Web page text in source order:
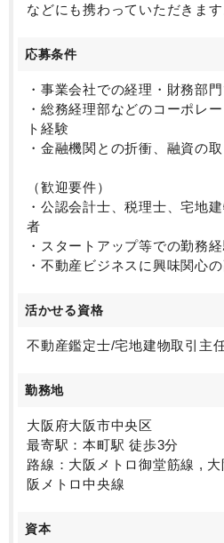
などにも携わっていただきます
応募条件
・事業会社での経理・財務部
・総務経理部などのコーポレ
ト経験
・金融機関との折衝、融資の
（歓迎要件）
・公認会計士、税理士、宅地
者
・スタートアップ等での勤務
・不動産ビジネスに興味関心
活かせる資格
不動産鑑定士/宅地建物取引主
勤務地
大阪府大阪市中央区
最寄駅：本町駅 徒歩3分
路線：大阪メトロ御堂筋線 ,
阪メトロ中央線
資本